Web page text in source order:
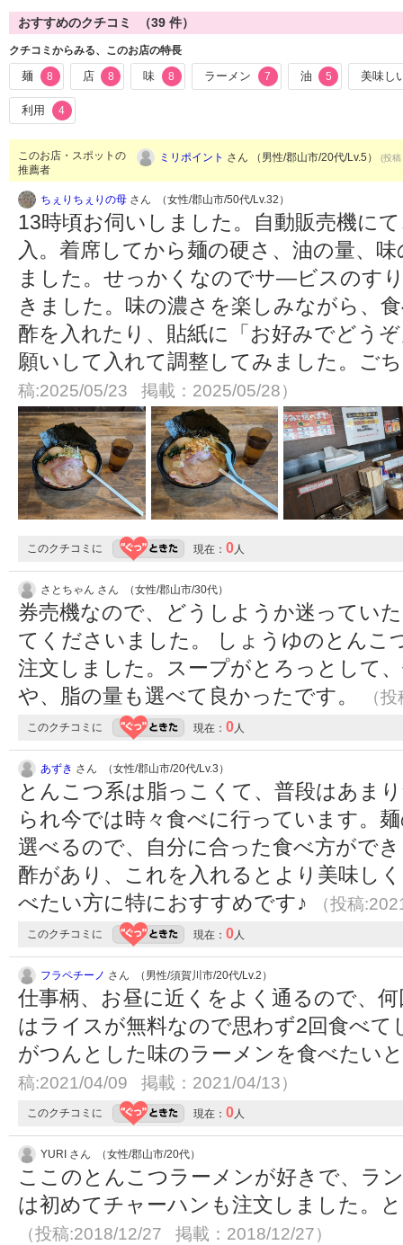
おすすめのクチコミ （39 件）
クチコミからみる、このお店の特長
麺 8 店 8 味 8 ラーメン 7 油 5 美味し
利用 4
このお店・スポットの
推薦者
ミリポイント さん （男性/郡山市/20代/Lv.5） (投
ちぇりちぇりの母 さん （女性/郡山市/50代/Lv.32）
13時頃お伺いしました。自動販売機に
入。着席してから麺の硬さ、油の量、
ました。せっかくなのでサ―ビスのす
きました。味の濃さを楽しみながら、
酢を入れたり、貼紙に「お好みでどう
願いして入れて調整してみました。ご
稿:2025/05/23 掲載：2025/05/28）
このクチコミに 現在： 0人
さとちゃん さん （女性/郡山市/30代）
券売機なので、どうしようか迷ってい
てくださいました。 しょうゆのとんこ
注文しました。スープがとろっとして
や、脂の量も選べて良かったです。
（
このクチコミに 現在： 0人
あずき さん （女性/郡山市/20代/Lv.3）
とんこつ系は脂っこくて、普段はあま
られ今では時々食べに行っています。
選べるので、自分に合った食べ方がで
酢があり、これを入れるとより美味し
べたい方に特におすすめです♪
（投稿
このクチコミに 現在： 0人
フラペチーノ さん （男性/須賀川市/20代/Lv.2）
仕事柄、お昼に近くをよく通るので、
はライスが無料なので思わず2回食べ
がつんとした味のラーメンを食べたい
稿:2021/04/09 掲載：2021/04/13）
このクチコミに 現在： 0人
YURI さん （女性/郡山市/20代）
ここのとんこつラーメンが好きで、ラ
は初めてチャーハンも注文しました。
（投稿:2018/12/27 掲載：2018/12/27）